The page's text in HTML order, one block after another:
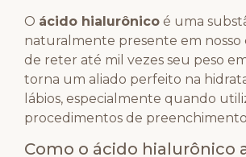
O ácido hialurônico é uma
naturalmente presente em nosso
de reter até mil vezes seu peso
torna um aliado perfeito na
lábios, especialmente quando
procedimentos de
Como o ácido hialurônico